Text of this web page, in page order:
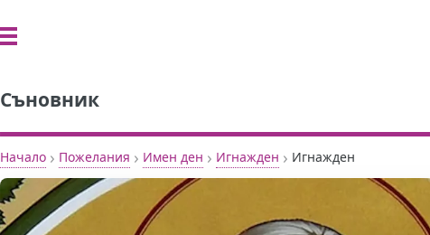
Съновник
Начало › Пожелания › Имен ден › Игнажден › Игнажден